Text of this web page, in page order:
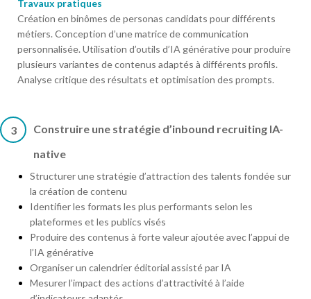
Travaux pratiques
Création en binômes de personas candidats pour différents
métiers. Conception d’une matrice de communication
personnalisée. Utilisation d’outils d’IA générative pour produire
plusieurs variantes de contenus adaptés à différents profils.
Analyse critique des résultats et optimisation des prompts.
3
Construire une stratégie d’inbound recruiting IA-
native
Structurer une stratégie d’attraction des talents fondée sur
la création de contenu
Identifier les formats les plus performants selon les
plateformes et les publics visés
Produire des contenus à forte valeur ajoutée avec l’appui de
l’IA générative
Organiser un calendrier éditorial assisté par IA
Mesurer l’impact des actions d’attractivité à l’aide